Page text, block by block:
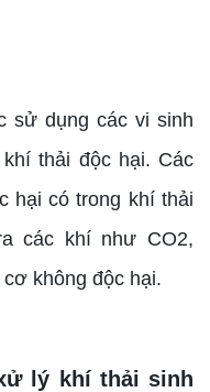
sử dụng các vi sinh
thải độc hại. Các
hại có trong khí thải
các khí như CO2,
không độc hại.
lý khí thải sinh